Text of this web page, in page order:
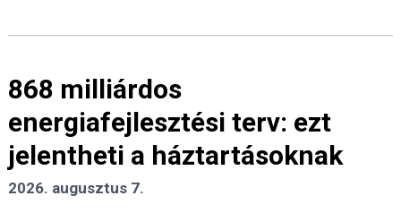
868 milliárdos
energiafejlesztési terv: ezt
jelentheti a háztartásoknak
2026. augusztus 7.